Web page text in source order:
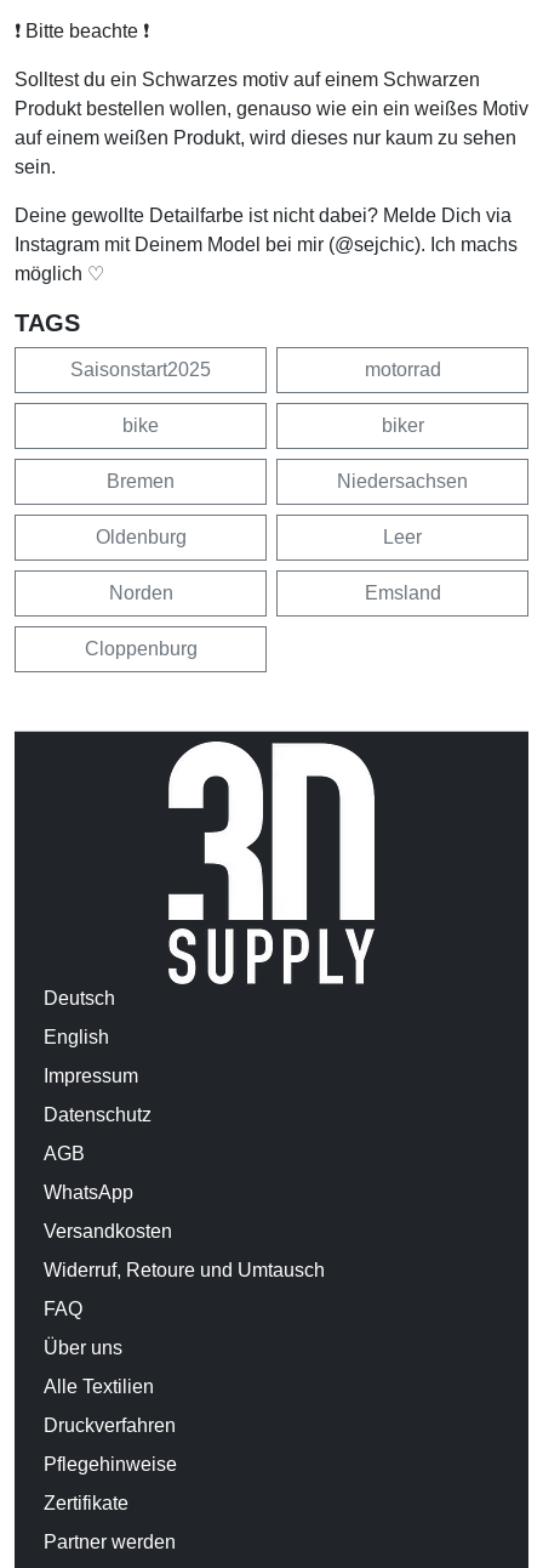
❗️ Bitte beachte ❗️
Solltest du ein Schwarzes motiv auf einem Schwarzen
Produkt bestellen wollen, genauso wie ein ein weißes Motiv
auf einem weißen Produkt, wird dieses nur kaum zu sehen
sein.
Deine gewollte Detailfarbe ist nicht dabei? Melde Dich via
Instagram mit Deinem Model bei mir (@sejchic). Ich machs
möglich ♡
TAGS
Saisonstart2025 motorrad
bike biker
Bremen Niedersachsen
Oldenburg Leer
Norden Emsland
Cloppenburg
Deutsch
English
Impressum
Datenschutz
AGB
WhatsApp
Versandkosten
Widerruf, Retoure und Umtausch
FAQ
Über uns
Alle Textilien
Druckverfahren
Pflegehinweise
Zertifikate
Partner werden